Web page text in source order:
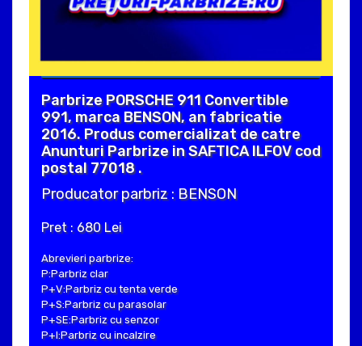
Parbrize PORSCHE 911 Convertible
991, marca BENSON, an fabricatie
2016. Produs comercializat de catre
Anunturi Parbrize in SAFTICA ILFOV cod
postal 77018 .
Producator parbriz : BENSON
Pret : 680 Lei
Abrevieri parbrize:
P:Parbriz clar
P+V:Parbriz cu tenta verde
P+S:Parbriz cu parasolar
P+SE:Parbriz cu senzor
P+I:Parbriz cu incalzire